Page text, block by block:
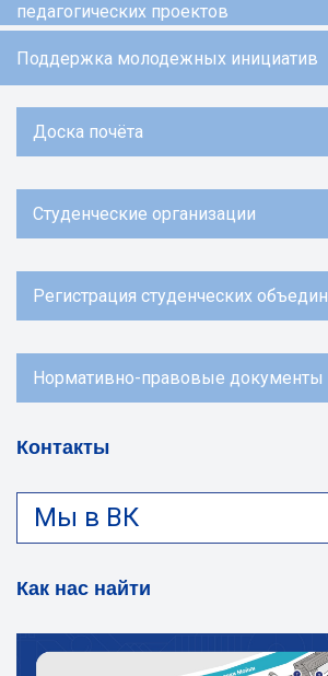
педагогических проектов
Поддержка молодежных инициатив
Доска почёта
Студенческие организации
Регистрация студенческих
Нормативно-правовые документы
Контакты
Мы в ВК
Как нас найти